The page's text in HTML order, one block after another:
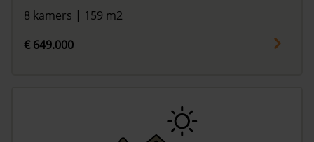
8 kamers | 159 m2
€ 649.000